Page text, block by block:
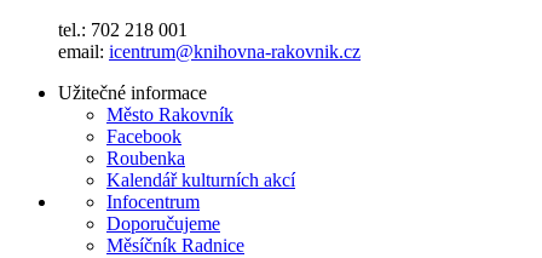
tel.: 702 218 001
email: icentrum@knihovna-rakovnik.cz
Užitečné informace
Město Rakovník
Facebook
Roubenka
Kalendář kulturních akcí
Infocentrum
Doporučujeme
Měsíčník Radnice